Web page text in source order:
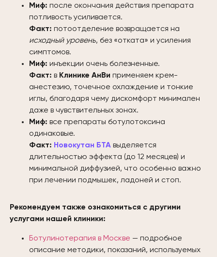
Миф: после окончания действия препарата
потливость усиливается.
Факт: потоотделение возвращается на
исходный уровень, без «отката» и усиления
симптомов.
Миф: инъекции очень болезненные.
Факт: в Клинике АнВи применяем крем-
анестезию, точечное охлаждение и тонкие
иглы, благодаря чему дискомфорт минимален
даже в чувствительных зонах.
Миф: все препараты ботулотоксина
одинаковые.
Факт: Новокутан БТА выделяется
длительностью эффекта (до 12 месяцев) и
минимальной диффузией, что особенно важно
при лечении подмышек, ладоней и стоп.
Рекомендуем также ознакомиться с другими
услугами нашей клиники:
Ботулинотерапия в Москве — подробное
описание методики, показаний, используемых